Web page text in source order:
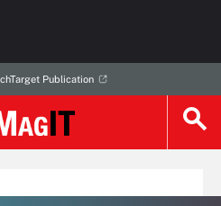
Publication